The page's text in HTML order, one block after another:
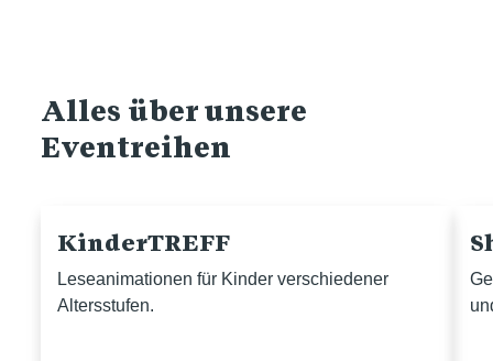
Alles über unsere
Eventreihen
KinderTREFF
Leseanimationen für Kinder verschiedener
Altersstufen.